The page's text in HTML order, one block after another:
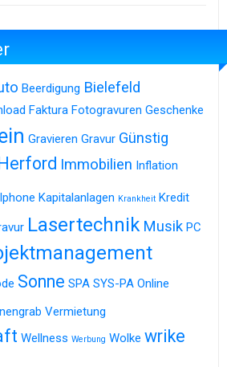
Beerdigung Bielefeld
Faktura Fotogravuren Geschenke
Gravieren Gravur Günstig
Immobilien Inflation
Iphone Kapitalanlagen Krankheit Kredit
Lasertechnik Musik PC
Sonne SPA SYS-PA Online
Vermietung
Wellness Werbung Wolke wrike